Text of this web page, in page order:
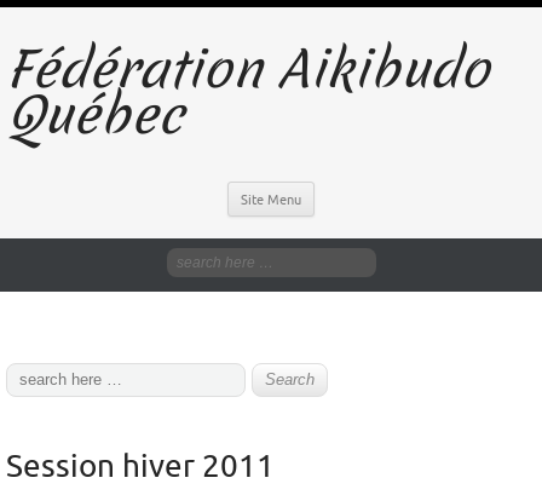
Fédération Aikibudo
Québec
Site Menu
Session hiver 2011